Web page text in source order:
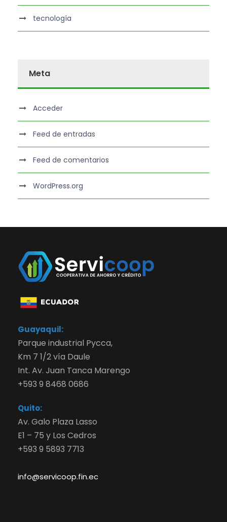
tecnología
Meta
Acceder
Feed de entradas
Feed de comentarios
WordPress.org
Guayaquil:
Parque industrial Pycca,
Km 7 1/2 vía Daule
Int. Av. Juan Tanca Marengo
+593 9 8468 0686
Quito:
Av. Galo Plaza Lasso
E1 – 75 y Los Cedros
+593 9 5893 7713
info@servicoop.fin.ec